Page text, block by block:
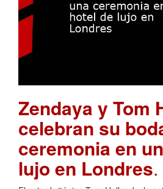
Zendaya y Tom
celebran su
ceremonia en
lujo en Londres